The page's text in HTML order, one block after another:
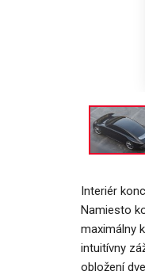
Interiér
Namiesto
maximálny
intuitívny
obložení